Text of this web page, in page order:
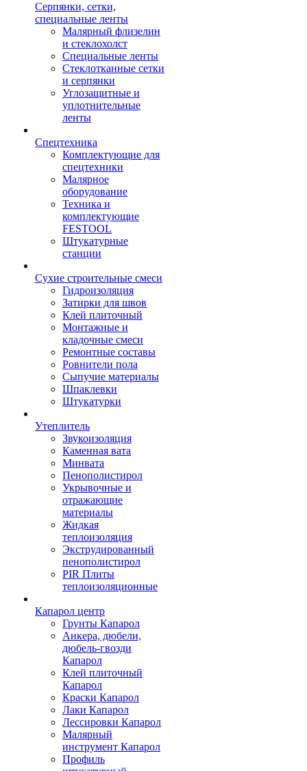
Серпянки, сетки,
специальные ленты
Малярный флизелин
и стеклохолст
Специальные ленты
Стеклотканные сетки
и серпянки
Углозащитные и
уплотнительные
ленты
Спецтехника
Комплектующие для
спецтехники
Малярное
оборудование
Техника и
комплектующие
FESTOOL
Штукатурные
станции
Сухие строительные смеси
Гидроизоляция
Затирки для швов
Клей плиточный
Монтажные и
кладочные смеси
Ремонтные составы
Ровнители пола
Сыпучие материалы
Шпаклевки
Штукатурки
Утеплитель
Звукоизоляция
Каменная вата
Минвата
Пенополистирол
Укрывочные и
отражающие
материалы
Жидкая
теплоизоляция
Экструдированный
пенополистирол
PIR Плиты
теплоизоляционные
Капарол центр
Грунты Капарол
Анкера, дюбели,
дюбель-гвозди
Капарол
Клей плиточный
Капарол
Краски Капарол
Лаки Капарол
Лессировки Капарол
Малярный
инструмент Капарол
Профиль